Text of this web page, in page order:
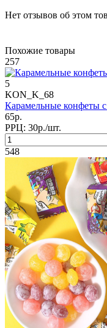
Нет отзывов об этом
Похожие товары
257
5
KON_K_68
Карамельные конфеты
65р.
РРЦ: 30р./шт.
548